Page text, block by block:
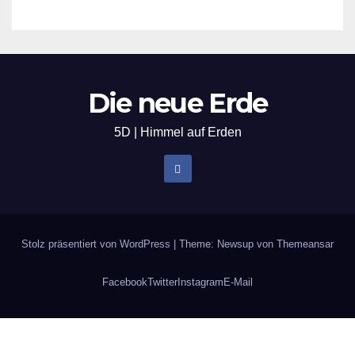
Die neue Erde
5D | Himmel auf Erden
Stolz präsentiert von WordPress Theme: Newsup von Themeansar
FacebookTwitter Instagram E-Mail